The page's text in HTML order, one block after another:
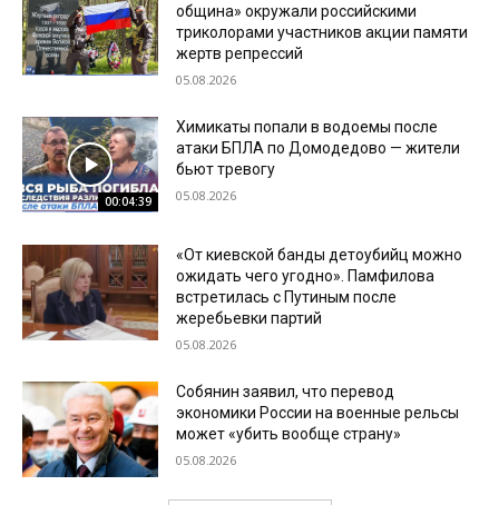
община» окружали российскими
триколорами участников акции памяти
жертв репрессий
05.08.2026
00:04:39
Химикаты попали в водоемы после
атаки БПЛА по Домодедово — жители
бьют тревогу
05.08.2026
«От киевской банды детоубийц можно
ожидать чего угодно». Памфилова
встретилась с Путиным после
жеребьевки партий
05.08.2026
Собянин заявил, что перевод
экономики России на военные рельсы
может «убить вообще страну»
05.08.2026